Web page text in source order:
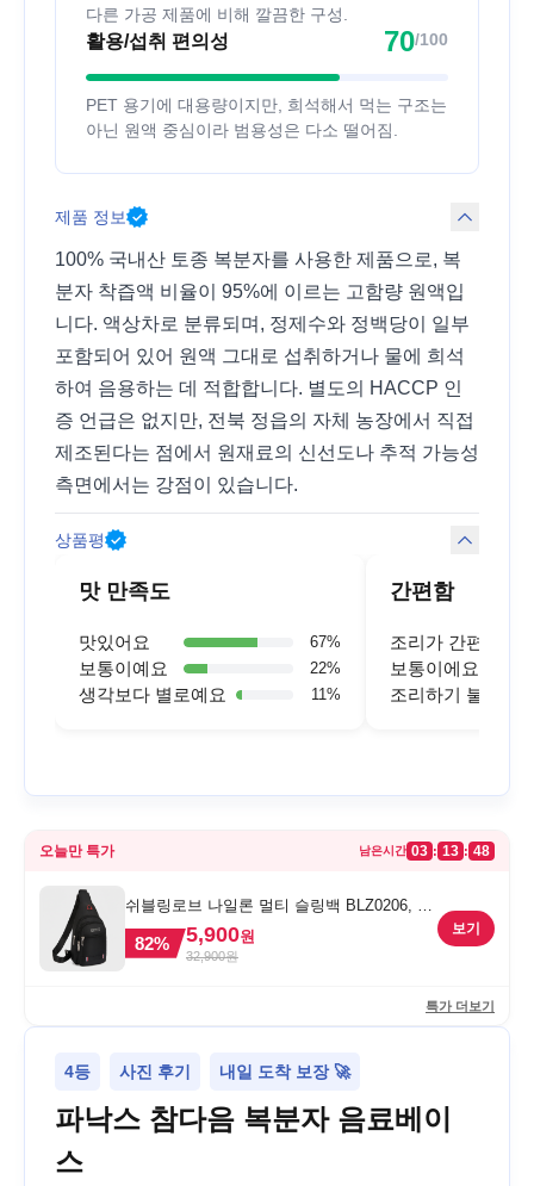
다른 가공 제품에 비해 깔끔한 구성.
활용/섭취 편의성 70/100
PET 용기에 대용량이지만, 희석해서 먹는 구조는
아닌 원액 중심이라 범용성은 다소 떨어짐.
제품 정보
100% 국내산 토종 복분자를 사용한 제품으로, 복
분자 착즙액 비율이 95%에 이르는 고함량 원액입
니다. 액상차로 분류되며, 정제수와 정백당이 일부
포함되어 있어 원액 그대로 섭취하거나 물에 희석
하여 음용하는 데 적합합니다. 별도의 HACCP 인
증 언급은 없지만, 전북 정읍의 자체 농장에서 직접
제조된다는 점에서 원재료의 신선도나 추적 가능성
측면에서는 강점이 있습니다.
상품평
맛 만족도
맛있어요 67%
보통이예요 22%
생각보다 별로예요 11%
간편함
조리가 간편해요
보통이에요
조리하기 불편해
오늘만 특가 남은시간 03 : 13 : 48
쉬블링로브 나일론 멀티 슬링백 BLZ0206, 블
랙, FREE
82% 5,900원
32,900원
보기
특가 더보기
4등 사진 후기 내일 도착 보장 🚀
파낙스 참다음 복분자 음료베이
스